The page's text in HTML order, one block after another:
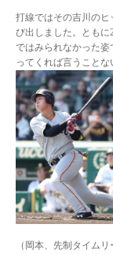
打線ではその吉川の
び出しました。とも
ではみられなかった
ってくれば言うこと
（岡本、先制タイムリ